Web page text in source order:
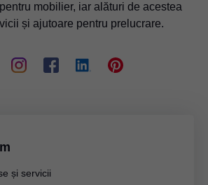
mobilier, iar alături de acestea
și ajutoare pentru prelucrare.
și servicii